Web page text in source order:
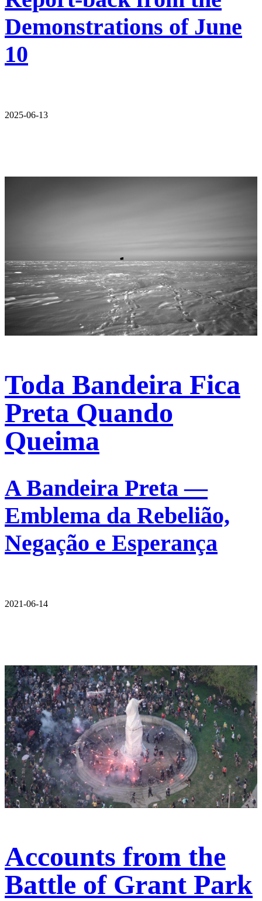
Demonstrations of June
10
2025-06-13
Toda Bandeira Fica
Preta Quando
Queima
A Bandeira Preta —
Emblema da Rebelião,
Negação e Esperança
2021-06-14
Accounts from the
Battle of Grant Park